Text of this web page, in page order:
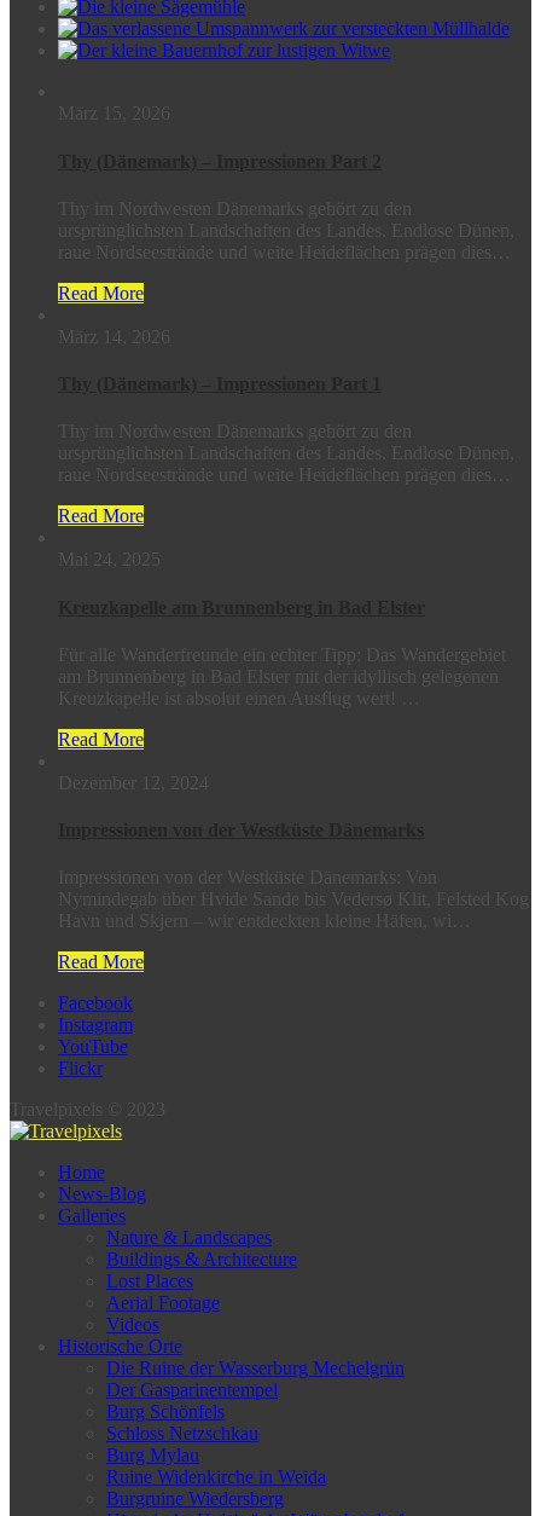
März 15, 2026
Thy im Nordwesten Dänemarks gehört zu den
ursprünglichsten Landschaften des Landes. Endlose Dünen,
raue Nordseestrände und weite Heideflächen prägen dies…
Read More
März 14, 2026
Thy im Nordwesten Dänemarks gehört zu den
ursprünglichsten Landschaften des Landes. Endlose Dünen,
raue Nordseestrände und weite Heideflächen prägen dies…
Read More
Mai 24, 2025
Für alle Wanderfreunde ein echter Tipp: Das Wandergebiet
am Brunnenberg in Bad Elster mit der idyllisch gelegenen
Kreuzkapelle ist absolut einen Ausflug wert! …
Read More
Dezember 12, 2024
Impressionen von der Westküste Dänemarks: Von
Nymindegab über Hvide Sande bis Vedersø Klit, Felsted Kog
Havn und Skjern – wir entdeckten kleine Häfen, wi…
Read More
Facebook
Instagram
YouTube
Flickr
Travelpixels © 2023
Home
News-Blog
Galleries
Nature & Landscapes
Buildings & Architecture
Lost Places
Aerial Footage
Videos
Historische Orte
Die Ruine der Wasserburg Mechelgrün
Der Gasparinentempel
Burg Schönfels
Schloss Netzschkau
Burg Mylau
Ruine Widenkirche in Weida
Burgruine Wiedersberg